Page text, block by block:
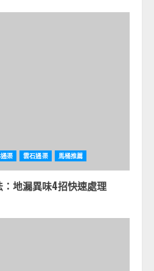
渠 雲石通渠 馬桶推薦
地漏異味4招快速處理